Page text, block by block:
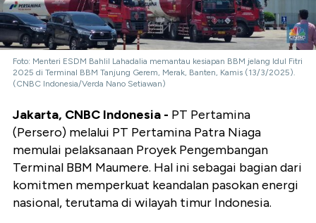
Foto: Menteri ESDM Bahlil Lahadalia memantau kesiapan BBM jelang Idul Fitri
2025 di Terminal BBM Tanjung Gerem, Merak, Banten, Kamis (13/3/2025).
(CNBC Indonesia/Verda Nano Setiawan)
Jakarta, CNBC Indonesia - PT Pertamina
(Persero) melalui PT Pertamina Patra Niaga
memulai pelaksanaan Proyek Pengembangan
Terminal BBM Maumere. Hal ini sebagai bagian dari
komitmen memperkuat keandalan pasokan energi
nasional, terutama di wilayah timur Indonesia.